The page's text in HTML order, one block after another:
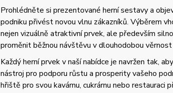
Prohlédněte si prezentované herní sestavy a
podniku přivést novou vlnu zákazníků. Výběrem
nejen vizuálně atraktivní prvek, ale především
proměnit běžnou návštěvu v dlouhodobou věrnost
Každý herní prvek v naší nabídce je navržen tak,
nástroj pro podporu růstu a prosperity vašeho
hřiště pro svou kavárnu, cukrárnu nebo restauraci